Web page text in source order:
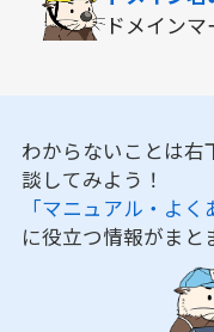
ドメインマ
わからないことは右
談してみよう！
「マニュアル・よく
に役立つ情報がまと